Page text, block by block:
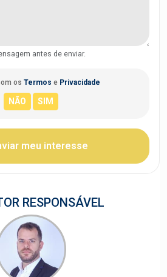
antes de enviar.
os Termos e Privacidade
meu interesse
RESPONSÁVEL